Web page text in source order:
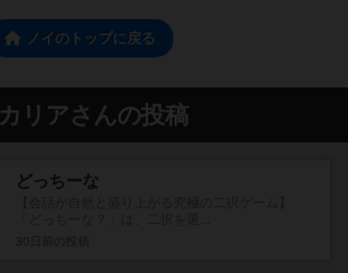
ノイのトップに戻る
カリアさんの投稿
どっちーな